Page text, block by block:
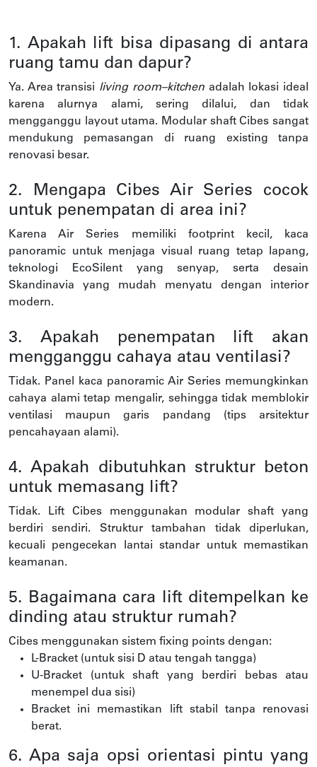
1. Apakah lift bisa dipasang di antara
ruang tamu dan dapur?
Ya. Area transisi living room–kitchenadalah lokasi ideal
karena alurnya alami, sering dilalui, dan tidak
mengganggu layout utama. Modular shaft Cibes sangat
mendukung pemasangan di ruang existing tanpa
renovasi besar.
2. Mengapa Cibes Air Series cocok
untuk penempatan di area ini?
Karena Air Series memiliki footprint kecil, kaca
panoramic untuk menjaga visual ruang tetap lapang,
teknologi EcoSilent yang senyap, serta desain
Skandinavia yang mudah menyatu dengan interior
modern.
3. Apakah penempatan lift akan
mengganggu cahaya atau ventilasi?
Tidak. Panel kaca panoramic Air Series memungkinkan
cahaya alami tetap mengalir, sehingga tidak memblokir
ventilasi maupun garis pandang (tips arsitektur
pencahayaan alami).
4. Apakah dibutuhkan struktur beton
untuk memasang lift?
Tidak. Lift Cibes menggunakan modular shaft yang
berdiri sendiri. Struktur tambahan tidak diperlukan,
kecuali pengecekan lantai standar untuk memastikan
keamanan.
5. Bagaimana cara lift ditempelkan ke
dinding atau struktur rumah?
Cibes menggunakan sistem fixing points dengan:
L-Bracket (untuk sisi D atau tengah tangga)
U-Bracket (untuk shaft yang berdiri bebas atau
menempel dua sisi)
Bracket ini memastikan lift stabil tanpa renovasi
berat.
6. Apa saja opsi orientasi pintu yang